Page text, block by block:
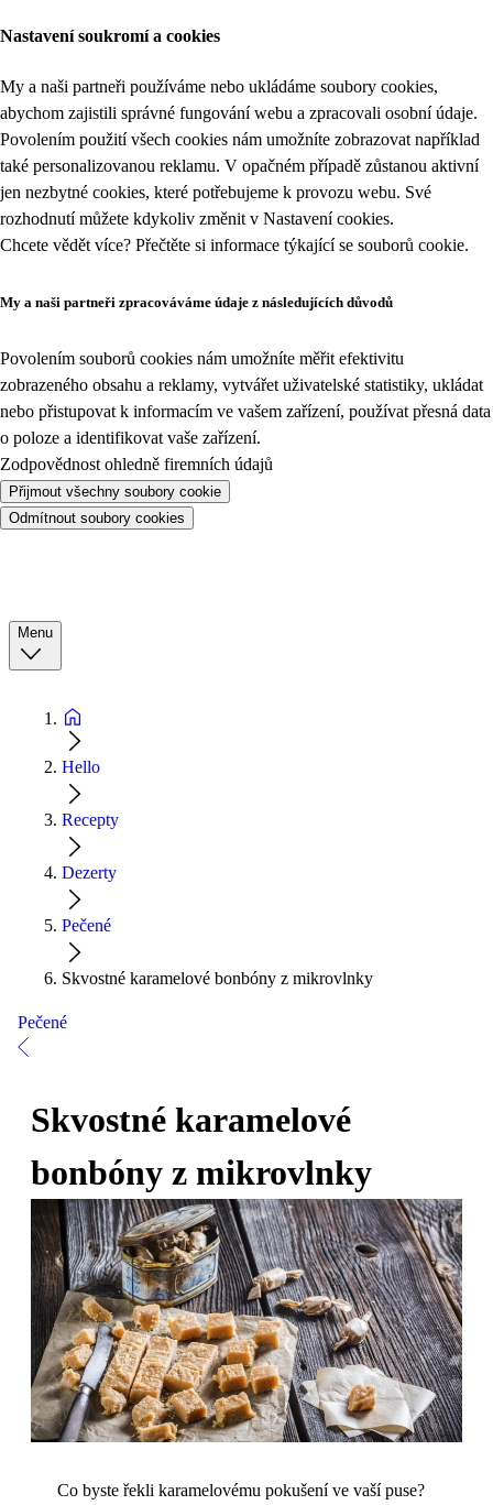
Nastavení soukromí a cookies
My a naši partneři používáme nebo ukládáme soubory cookies,
abychom zajistili správné fungování webu a zpracovali osobní údaje.
Povolením použití všech cookies nám umožníte zobrazovat například
také personalizovanou reklamu. V opačném případě zůstanou aktivní
jen nezbytné cookies, které potřebujeme k provozu webu. Své
rozhodnutí můžete kdykoliv změnit v Nastavení cookies.
Chcete vědět více? Přečtěte si informace týkající se souborů cookie.
My a naši partneři zpracováváme údaje z následujících důvodů
Povolením souborů cookies nám umožníte měřit efektivitu
zobrazeného obsahu a reklamy, vytvářet uživatelské statistiky, ukládat
nebo přistupovat k informacím ve vašem zařízení, používat přesná data
o poloze a identifikovat vaše zařízení.
Zodpovědnost ohledně firemních údajů
Přijmout všechny soubory cookie
Odmítnout soubory cookies
Menu
Hello
Recepty
Dezerty
Pečené
Skvostné karamelové bonbóny z mikrovlnky
Pečené
Skvostné karamelové
bonbóny z mikrovlnky
Co byste řekli karamelovému pokušení ve vaší puse?